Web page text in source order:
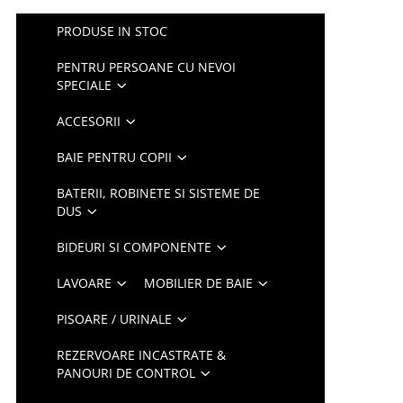
PRODUSE IN STOC
PENTRU PERSOANE CU NEVOI
SPECIALE
ACCESORII
BAIE PENTRU COPII
BATERII, ROBINETE SI SISTEME DE
DUS
BIDEURI SI COMPONENTE
LAVOARE MOBILIER DE BAIE
PISOARE / URINALE
REZERVOARE INCASTRATE &
PANOURI DE CONTROL